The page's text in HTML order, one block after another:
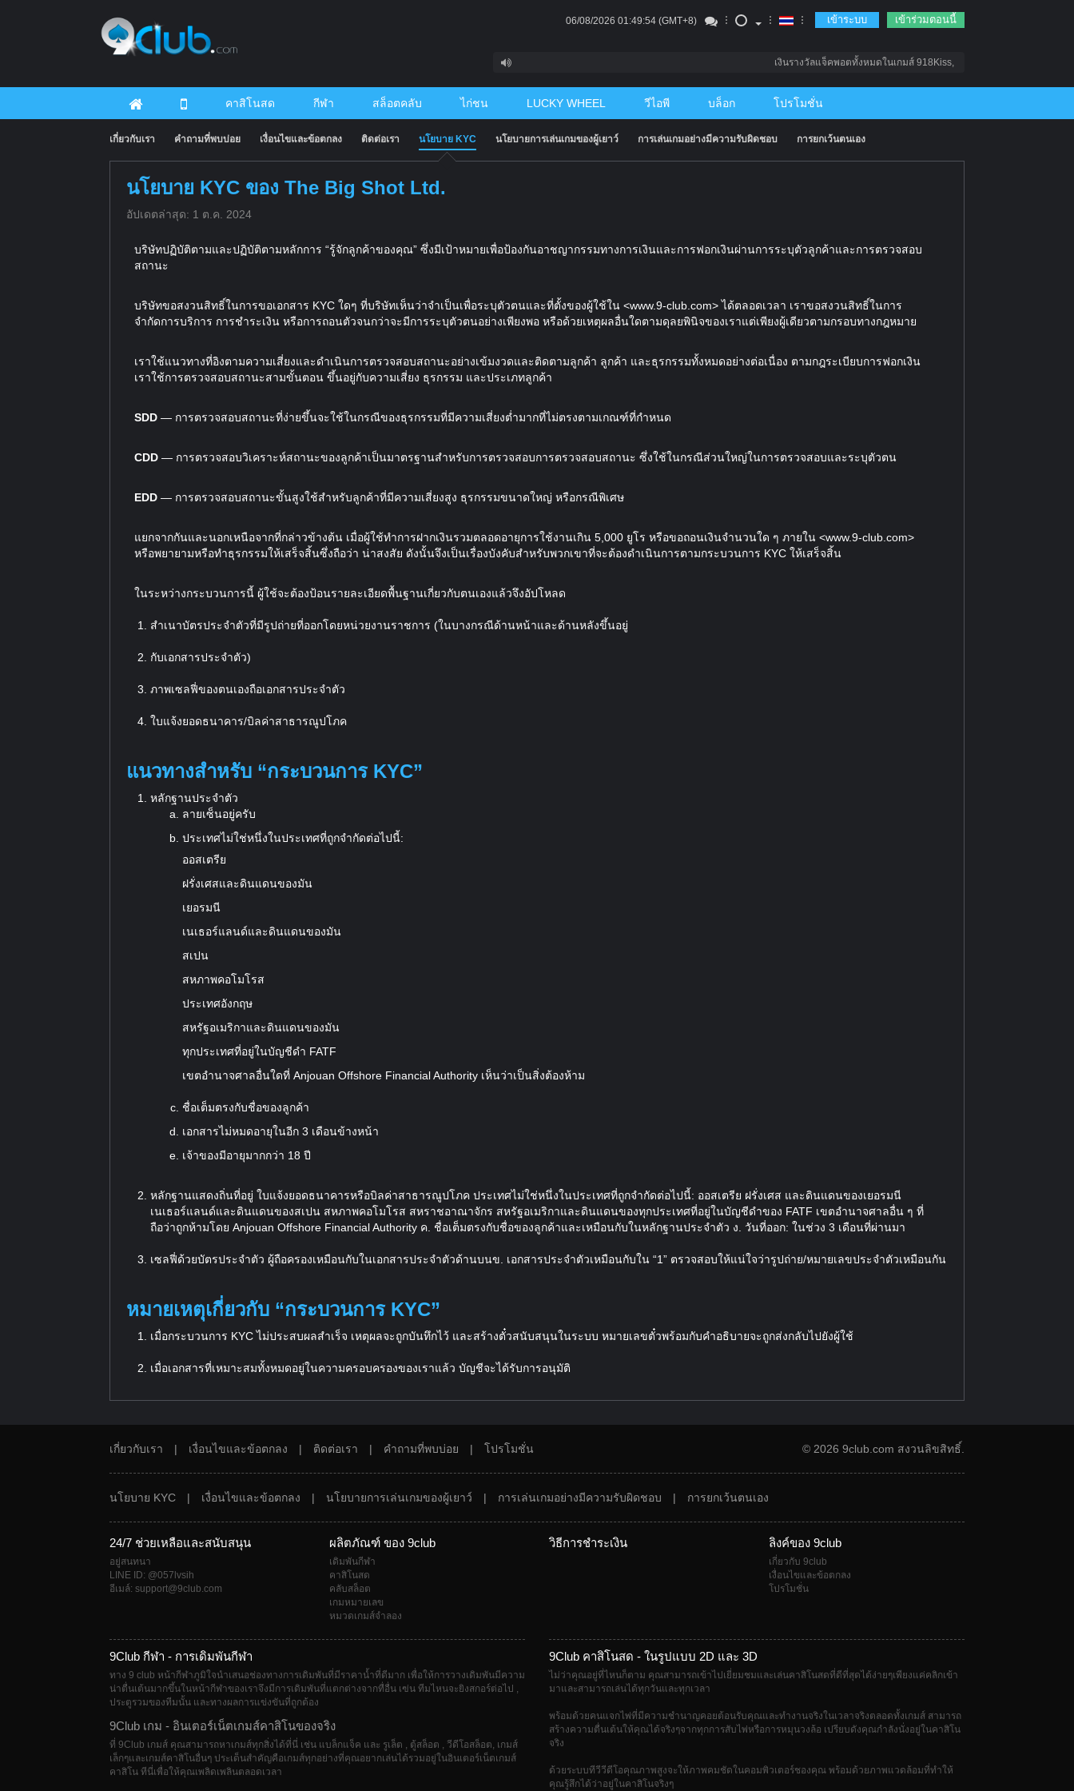
06/08/2026 01:49:55 (GMT+8) เข้าระบบ เข้าร่วมตอนนี้
เงินรางวัลแจ็คพอตทั้งหมดในเกมส์ 918Kiss, Mega888 จะไม่มีการจ่าย
คาสิโนสด กีฬา สล็อตคลับ ไก่ชน LUCKY WHEEL วีไอพี บล็อก โปรโมชั่น
เกี่ยวกับเรา คำถามที่พบบ่อย เงื่อนไขและข้อตกลง ติดต่อเรา นโยบาย KYC นโยบายการเล่นเกมของผู้เยาว์ การเล่นเกมอย่างมีความรับผิดชอบ การยกเว้นตนเอง
นโยบาย KYC ของ The Big Shot Ltd.
อัปเดตล่าสุด: 1 ต.ค. 2024
บริษัทปฏิบัติตามและปฏิบัติตามหลักการ “รู้จักลูกค้าของคุณ” ซึ่งมีเป้าหมายเพื่อป้องกันอาชญากรรมทางการเงินและการฟอกเงินผ่านการระบุตัวลูกค้าและการตรวจสอบ
สถานะ
บริษัทขอสงวนสิทธิ์ในการขอเอกสาร KYC ใดๆ ที่บริษัทเห็นว่าจำเป็นเพื่อระบุตัวตนและที่ตั้งของผู้ใช้ใน <www.9-club.com> ได้ตลอดเวลา เราขอสงวนสิทธิ์ในการ
จำกัดการบริการ การชำระเงิน หรือการถอนตัวจนกว่าจะมีการระบุตัวตนอย่างเพียงพอ หรือด้วยเหตุผลอื่นใดตามดุลยพินิจของเราแต่เพียงผู้เดียวตามกรอบทางกฎหมาย
เราใช้แนวทางที่อิงตามความเสี่ยงและดำเนินการตรวจสอบสถานะอย่างเข้มงวดและติดตามลูกค้า ลูกค้า และธุรกรรมทั้งหมดอย่างต่อเนื่อง ตามกฎระเบียบการฟอกเงิน
เราใช้การตรวจสอบสถานะสามขั้นตอน ขึ้นอยู่กับความเสี่ยง ธุรกรรม และประเภทลูกค้า
SDD — การตรวจสอบสถานะที่ง่ายขึ้นจะใช้ในกรณีของธุรกรรมที่มีความเสี่ยงต่ำมากที่ไม่ตรงตามเกณฑ์ที่กำหนด
CDD — การตรวจสอบวิเคราะห์สถานะของลูกค้าเป็นมาตรฐานสำหรับการตรวจสอบการตรวจสอบสถานะ ซึ่งใช้ในกรณีส่วนใหญ่ในการตรวจสอบและระบุตัวตน
EDD — การตรวจสอบสถานะขั้นสูงใช้สำหรับลูกค้าที่มีความเสี่ยงสูง ธุรกรรมขนาดใหญ่ หรือกรณีพิเศษ
แยกจากกันและนอกเหนือจากที่กล่าวข้างต้น เมื่อผู้ใช้ทำการฝากเงินรวมตลอดอายุการใช้งานเกิน 5,000 ยูโร หรือขอถอนเงินจำนวนใด ๆ ภายใน <www.9-club.com>
หรือพยายามหรือทำธุรกรรมให้เสร็จสิ้นซึ่งถือว่า น่าสงสัย ดังนั้นจึงเป็นเรื่องบังคับสำหรับพวกเขาที่จะต้องดำเนินการตามกระบวนการ KYC ให้เสร็จสิ้น
ในระหว่างกระบวนการนี้ ผู้ใช้จะต้องป้อนรายละเอียดพื้นฐานเกี่ยวกับตนเองแล้วจึงอัปโหลด
สำเนาบัตรประจำตัวที่มีรูปถ่ายที่ออกโดยหน่วยงานราชการ (ในบางกรณีด้านหน้าและด้านหลังขึ้นอยู่
กับเอกสารประจำตัว)
ภาพเซลฟี่ของตนเองถือเอกสารประจำตัว
ใบแจ้งยอดธนาคาร/บิลค่าสาธารณูปโภค
แนวทางสำหรับ “กระบวนการ KYC”
หลักฐานประจำตัว
ลายเซ็นอยู่ครับ
ประเทศไม่ใช่หนึ่งในประเทศที่ถูกจำกัดต่อไปนี้:
ออสเตรีย
ฝรั่งเศสและดินแดนของมัน
เยอรมนี
เนเธอร์แลนด์และดินแดนของมัน
สเปน
สหภาพคอโมโรส
ประเทศอังกฤษ
สหรัฐอเมริกาและดินแดนของมัน
ทุกประเทศที่อยู่ในบัญชีดำ FATF
เขตอำนาจศาลอื่นใดที่ Anjouan Offshore Financial Authority เห็นว่าเป็นสิ่งต้องห้าม
ชื่อเต็มตรงกับชื่อของลูกค้า
เอกสารไม่หมดอายุในอีก 3 เดือนข้างหน้า
เจ้าของมีอายุมากกว่า 18 ปี
หลักฐานแสดงถิ่นที่อยู่ ใบแจ้งยอดธนาคารหรือบิลค่าสาธารณูปโภค ประเทศไม่ใช่หนึ่งในประเทศที่ถูกจำกัดต่อไปนี้: ออสเตรีย ฝรั่งเศส และดินแดนของเยอรมนี
เนเธอร์แลนด์และดินแดนของสเปน สหภาพคอโมโรส สหราชอาณาจักร สหรัฐอเมริกาและดินแดนของทุกประเทศที่อยู่ในบัญชีดำของ FATF เขตอำนาจศาลอื่น ๆ ที่
ถือว่าถูกห้ามโดย Anjouan Offshore Financial Authority ค. ชื่อเต็มตรงกับชื่อของลูกค้าและเหมือนกับในหลักฐานประจำตัว ง. วันที่ออก: ในช่วง 3 เดือนที่ผ่านมา
เซลฟี่ด้วยบัตรประจำตัว ผู้ถือครองเหมือนกับในเอกสารประจำตัวด้านบนข. เอกสารประจำตัวเหมือนกับใน “1” ตรวจสอบให้แน่ใจว่ารูปถ่าย/หมายเลขประจำตัวเหมือนกัน
หมายเหตุเกี่ยวกับ “กระบวนการ KYC”
เมื่อกระบวนการ KYC ไม่ประสบผลสำเร็จ เหตุผลจะถูกบันทึกไว้ และสร้างตั๋วสนับสนุนในระบบ หมายเลขตั๋วพร้อมกับคำอธิบายจะถูกส่งกลับไปยังผู้ใช้
เมื่อเอกสารที่เหมาะสมทั้งหมดอยู่ในความครอบครองของเราแล้ว บัญชีจะได้รับการอนุมัติ
เกี่ยวกับเรา | เงื่อนไขและข้อตกลง | ติดต่อเรา | คำถามที่พบบ่อย | โปรโมชั่น © 2026 9club.com สงวนลิขสิทธิ์.
นโยบาย KYC | เงื่อนไขและข้อตกลง | นโยบายการเล่นเกมของผู้เยาว์ | การเล่นเกมอย่างมีความรับผิดชอบ | การยกเว้นตนเอง
24/7 ช่วยเหลือและสนับสนุน
อยู่สนทนา
LINE ID: @057lvsih
อีเมล์: support@9club.com
ผลิตภัณฑ์ ของ 9club
เดิมพันกีฬา
คาสิโนสด
คลับสล็อต
เกมหมายเลข
หมวดเกมส์จำลอง
วิธีการชำระเงิน ลิงค์ของ 9club
เกี่ยวกับ 9club
เงื่อนไขและข้อตกลง
โปรโมชั่น
9Club กีฬา - การเดิมพันกีฬา
ทาง 9 club หน้ากีฬาภูมิใจนำเสนอช่องทางการเดิมพันที่มีราคาน้ำที่ดีมาก เพื่อให้การวางเดิมพันมีความ
น่าตื่นเต้นมากขึ้นในหน้ากีฬาของเราจึงมีการเดิมพันที่แตกต่างจากทื่อื่น เฃ่น ทีมไหนจะยิงสกอร์ต่อไป ,
ประตูรวมของทีมนั้น และทางผลการแข่งขันที่ถูกต้อง
9Club เกม - อินเตอร์เน็ตเกมส์คาสิโนของจริง
ที่ 9Club เกมส์ คุณสามารถหาเกมส์ทุกสิ่งได้ที่นี่ เช่น แบล็กแจ็ค และ รูเล็ต , ตู้สล็อต , วีดีโอสล็อต, เกมส์
เล็กๆและเกมส์คาสิโนอื่นๆ ประเด็นสำคัญคือเกมส์ทุกอย่างที่คุณอยากเล่นได้รวมอยู่ในอินเตอร์เน็ตเกมส์
คาสิโน ทีนี่เพื่อให้คุณเพลิดเพลินตลอดเวลา
9Club คาสิโนสด - ในรูปแบบ 2D และ 3D
ไม่ว่าคุณอยู่ที่ไหนก็ตาม คุณสามารถเข้าไปเยี่ยมชมและเล่นคาสิโนสดที่ดีที่สุดได้ง่ายๆเพียงแค่คลิกเข้า
มาและสามารถเล่นได้ทุกวันและทุกเวลา
พร้อมด้วยคนแจกไพ่ที่มีความชำนาญคอยต้อนรับคุณและทำงานจริงในเวลาจริงตลอดทั้งเกมส์ สามารถ
สร้างความตื่นเต้นให้คุณได้จริงๆจากทุกการสับไพ่หรือการหมุนวงล้อ เปรียบดังคุณกำลังนั่งอยู่ในคาสิโน
จริง
ด้วยระบบทีวีวีดีโอคุณภาพสูงจะให้ภาพคมชัดในคอมพิวเตอร์ชองคุณ พร้อมด้วยภาพแวดล้อมที่ทำให้
คุณรู้สึกได้ว่าอยู่ในคาสิโนจริงๆ